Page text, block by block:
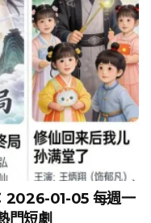
2026-01-05 每週一
門短劇